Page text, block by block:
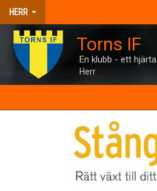
HERR
Torns IF
En klubb - ett hjärta
Herr